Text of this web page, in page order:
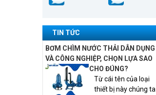
TIN TỨC
BƠM CHÌM NƯỚC THẢI DÂN DỤNG
VÀ CÔNG NGHIỆP, CHỌN LỰA SAO
CHO ĐÚNG?
Từ cái tên của loại
thiết bị này chúng ta